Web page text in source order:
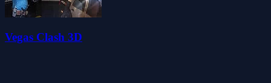
Vegas Clash 3D